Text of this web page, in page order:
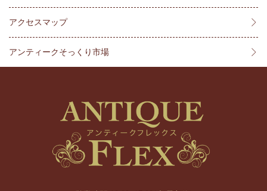
アクセスマップ
アンティークそっくり市場